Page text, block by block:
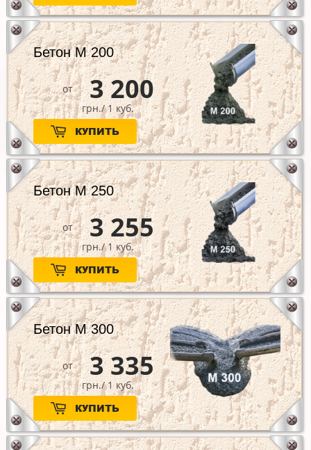
Бетон М 200
от 3 200
грн./ 1 куб.
КУПИТЬ
Бетон М 250
от 3 255
грн./ 1 куб.
КУПИТЬ
Бетон М 300
от 3 335
грн./ 1 куб.
КУПИТЬ